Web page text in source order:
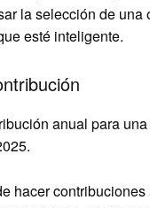
la selección de una
esté inteligente.
anual para
hacer contribuciones